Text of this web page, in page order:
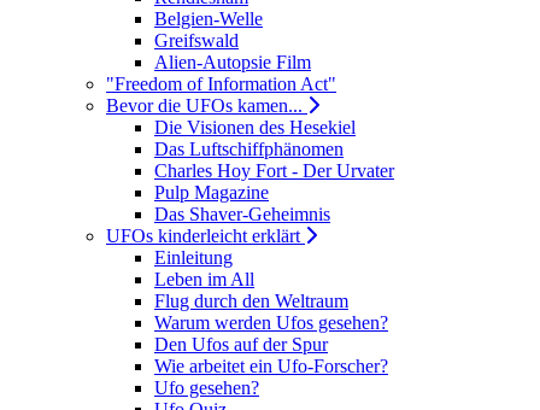
Belgien-Welle
Greifswald
Alien-Autopsie Film
"Freedom of Information Act"
Bevor die UFOs kamen...
Die Visionen des Hesekiel
Das Luftschiffphänomen
Charles Hoy Fort - Der Urvater
Pulp Magazine
Das Shaver-Geheimnis
UFOs kinderleicht erklärt
Einleitung
Leben im All
Flug durch den Weltraum
Warum werden Ufos gesehen?
Den Ufos auf der Spur
Wie arbeitet ein Ufo-Forscher?
Ufo gesehen?